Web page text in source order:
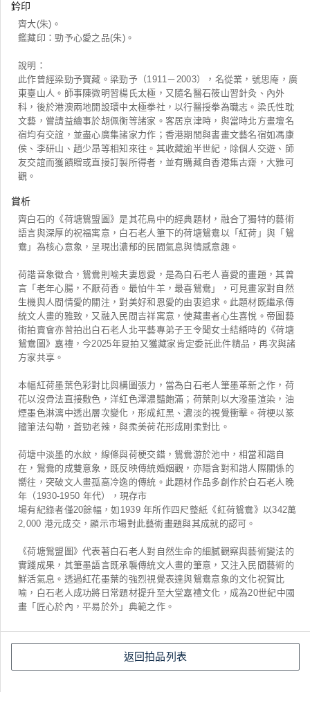
鈐印
齊大(朱)。
鑑藏印：勁予心愛之品(朱)。
說明：
此作曾經梁勁予寶藏。梁勁予（1911－2003），名從業，號思庵，廣
東臺山人。師事陳微明習楊氏太極，又隨名醫石筱山習針灸、內外
科，後於港澳兩地開設環中太極拳社，以行醫授拳為職志。梁氏性耽
文藝，嘗請益繪事於胡佩衡等諸家。客居京津時，與當時北方畫壇名
宿均有交誼，並盡心廣集諸家力作；香港期間與書畫文藝名宿如馮康
侯、李研山、趙少昂等相知來往。其收藏逾半世紀，除個人交遊、師
友交誼而獲饋贈或直接訂製所得者，並有購藏自香港集古齋，大雅可
觀。
賞析
齊白石的《荷塘鴛盟圖》是其花鳥中的經典題材，融合了獨特的藝術
語言與深厚的祝福寓意，白石老人筆下的荷塘鴛鴦以「紅荷」與「鴛
鴦」為核心意象，呈現出濃郁的民間氣息與情感意趣。
荷諧音象徵合，鴛鴦則喻夫妻恩愛，是為白石老人喜愛的畫題，其曾
言「老年心腸，不厭荷香。最怕牛羊，最喜鴛鴦」，可見畫家對自然
生機與人間情愛的關注，對美好和恩愛的由衷追求。此題材既繼承傳
統文人畫的雅致，又融入民間吉祥寓意，使藏畫者心生喜悅。帝圖藝
術拍賣會亦曾拍出白石老人北平藝專弟子王令聞女士結緍時的《荷塘
鴛鴦圖》嘉禮，今2025年夏拍又獲藏家肯定委託此件精品，再次與諸
方家共享。
本幅紅荷墨葉色彩對比與構圖張力，當為白石老人筆墨革新之作，荷
花以沒骨法直接敷色，洋紅色澤濃豔飽滿；荷葉則以大潑墨渲染，油
煙墨色淋漓中透出層次變化，形成紅黑、濃淡的視覺衝擊。荷梗以篆
籀筆法勾勒，蒼勁老辣，與柔美荷花形成剛柔對比。
荷塘中淡墨的水紋，線條與荷梗交錯，鴛鴦游於池中，相當和諧自
在，鴛鴦的成雙意象，既反映傳統婚姻觀，亦隱含對和諧人際關係的
嚮往，突破文人畫孤高冷逸的傳統。此題材作品多創作於白石老人晚
年（1930-1950 年代），現存市
場有紀錄者僅20餘幅，如1939 年所作四尺整紙《紅荷鴛鴦》以342萬
2,000 港元成交，顯示市場對此藝術畫題與其成就的認可。
《荷塘鴛盟圖》代表著白石老人對自然生命的細膩觀察與藝術變法的
實踐成果，其筆墨語言既承襲傳統文人畫的筆意，又注入民間藝術的
鮮活氣息。透過紅花墨葉的強烈視覺表達與鴛鴦意象的文化祝賀比
喻，白石老人成功將日常題材提升至大堂嘉禮文化，成為20世紀中國
畫「匠心於內，平易於外」典範之作。
返回拍品列表